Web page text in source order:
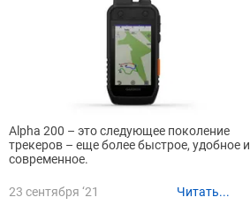
Alpha 200 – это следующее поколение
трекеров – еще более быстрое, удобное и
современное.
23 сентября ‘21 Читать...